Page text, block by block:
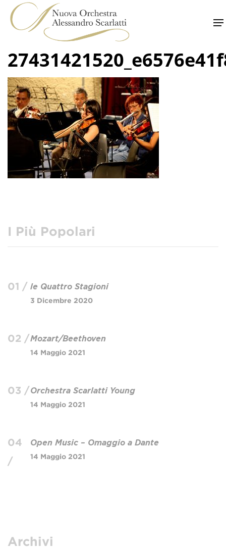
content
I Più Popolari
01 / le Quattro Stagioni
3 Dicembre 2020
02 /Mozart/Beethoven
14 Maggio 2021
03 /Orchestra Scarlatti Young
14 Maggio 2021
04
/
Open Music – Omaggio a Dante
14 Maggio 2021
Archivi